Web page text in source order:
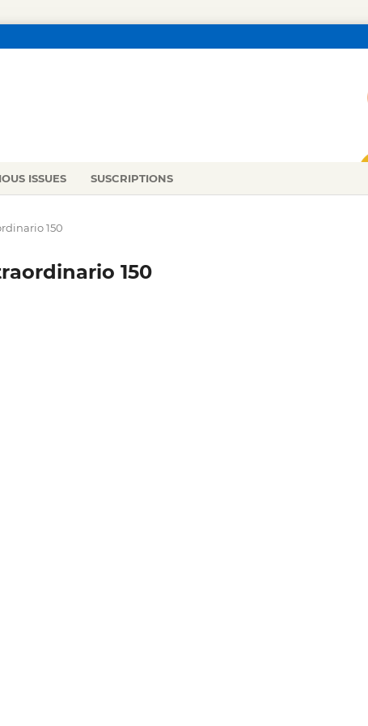
ISSUES SUSCRIPTIONS
150
150